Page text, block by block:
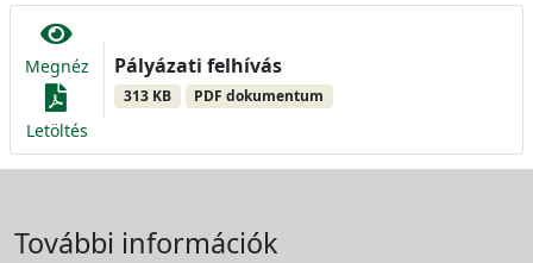
Megnéz
Letöltés
Pályázati felhívás
313 KB PDF dokumentum
További információk